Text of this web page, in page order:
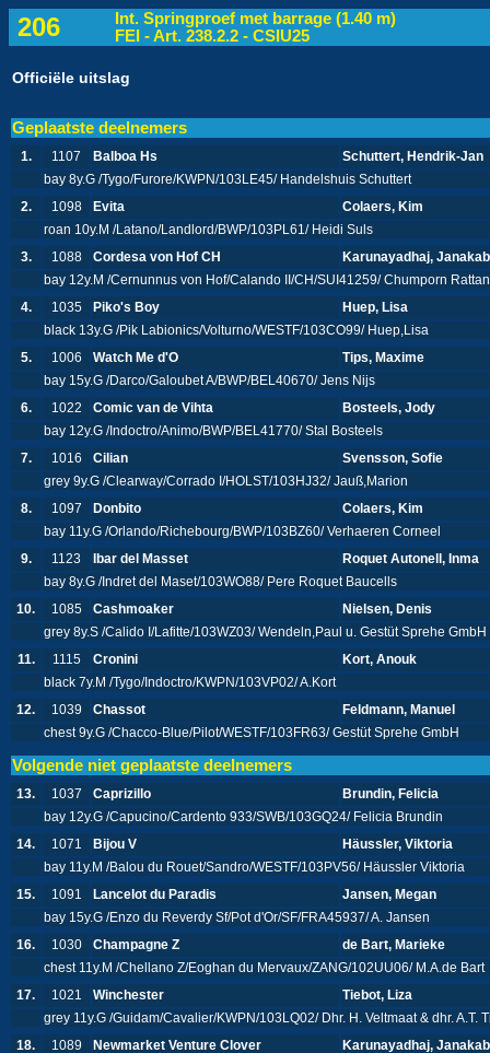
206
Int. Springproef met barrage (1.40 m)
FEI - Art. 238.2.2 - CSIU25
Officiële uitslag
Geplaatste deelnemers
1. 1107 Balboa Hs
Schuttert, Hendrik-Jan
bay 8y.G /Tygo/Furore/KWPN/103LE45/ Handelshuis Schuttert
2.
1098 Evita
Colaers, Kim
roan 10y.M /Latano/Landlord/BWP/103PL61/ Heidi Suls
3.
1088 Cordesa von Hof CH
Karunayadhaj,
bay 12y.M /Cernunnus von Hof/Calando II/CH/SUI41259/ Chumporn
4.
1035 Piko's Boy
Huep, Lisa
black 13y.G /Pik Labionics/Volturno/WESTF/103CO99/ Huep,Lisa
5.
1006 Watch Me d'O
Tips, Maxime
bay 15y.G /Darco/Galoubet A/BWP/BEL40670/ Jens Nijs
6.
1022 Comic van de Vihta
Bosteels, Jody
bay 12y.G /Indoctro/Animo/BWP/BEL41770/ Stal Bosteels
7.
1016 Cilian
Svensson, Sofie
grey 9y.G /Clearway/Corrado I/HOLST/103HJ32/ Jauß,Marion
8.
1097 Donbito
Colaers, Kim
bay 11y.G /Orlando/Richebourg/BWP/103BZ60/ Verhaeren Corneel
9.
1123 Ibar del Masset
Roquet Autonell, Inma
bay 8y.G /Indret del Maset/103WO88/ Pere Roquet Baucells
10.
1085 Cashmoaker
Nielsen, Denis
grey 8y.S /Calido I/Lafitte/103WZ03/ Wendeln,Paul u. Gestüt Sprehe GmbH
11.
1115 Cronini
Kort, Anouk
black 7y.M /Tygo/Indoctro/KWPN/103VP02/ A.Kort
12.
1039 Chassot
Feldmann, Manuel
chest 9y.G /Chacco-Blue/Pilot/WESTF/103FR63/ Gestüt Sprehe GmbH
Volgende niet geplaatste deelnemers
13. 1037 Caprizillo
Brundin, Felicia
bay 12y.G /Capucino/Cardento 933/SWB/103GQ24/ Felicia Brundin
14.
1071 Bijou V
Häussler, Viktoria
bay 11y.M /Balou du Rouet/Sandro/WESTF/103PV56/ Häussler Viktoria
15.
1091 Lancelot du Paradis
Jansen, Megan
bay 15y.G /Enzo du Reverdy Sf/Pot d'Or/SF/FRA45937/ A. Jansen
16.
1030 Champagne Z
de Bart, Marieke
chest 11y.M /Chellano Z/Eoghan du Mervaux/ZANG/102UU06/ M.A.de Bart
17.
1021 Winchester
Tiebot, Liza
grey 11y.G /Guidam/Cavalier/KWPN/103LQ02/ Dhr. H. Veltmaat & dhr. A.T.
18.
1089 Newmarket Venture Clover
Karunayadhaj,